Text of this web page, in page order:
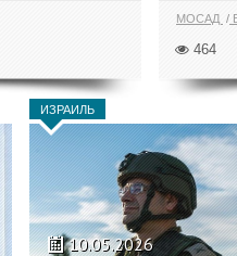
МОСАД
464
ИЗРАИЛЬ
10.05.2026